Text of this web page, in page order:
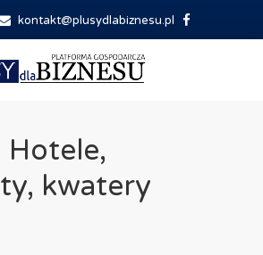
kontakt@plusydlabiznesu.pl
kwatery